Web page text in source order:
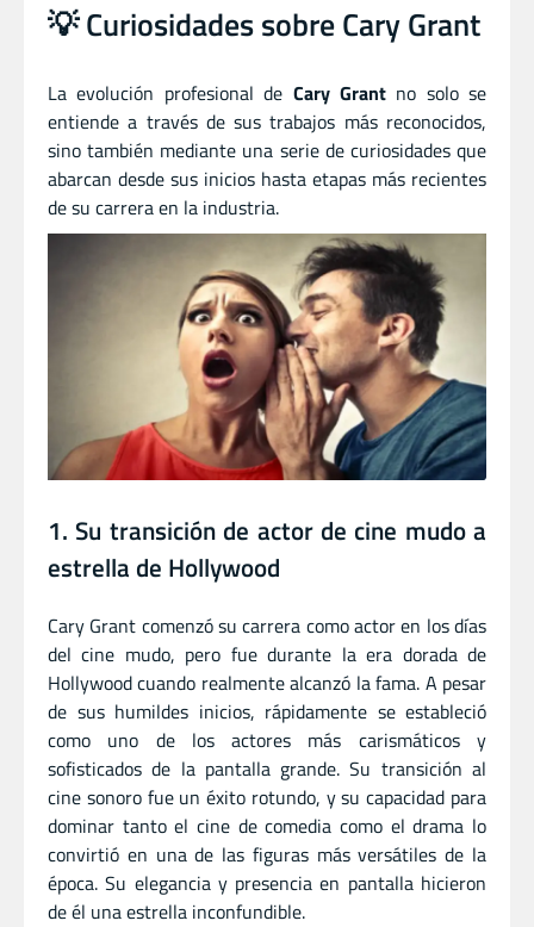
💡 Curiosidades sobre Cary Grant
La evolución profesional de Cary Grantno solo se
entiende a través de sus trabajos más reconocidos,
sino también mediante una serie de curiosidades que
abarcan desde sus inicios hasta etapas más recientes
de su carrera en la industria.
1. Su transición de actor de cine mudo a
estrella de Hollywood
Cary Grant comenzó su carrera como actor en los días
del cine mudo, pero fue durante la era dorada de
Hollywood cuando realmente alcanzó la fama. A pesar
de sus humildes inicios, rápidamente se estableció
como uno de los actores más carismáticos y
sofisticados de la pantalla grande. Su transición al
cine sonoro fue un éxito rotundo, y su capacidad para
dominar tanto el cine de comedia como el drama lo
convirtió en una de las figuras más versátiles de la
época. Su elegancia y presencia en pantalla hicieron
de él una estrella inconfundible.